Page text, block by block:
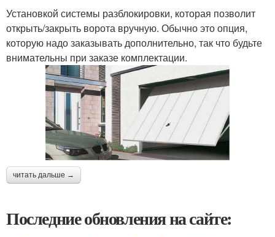
Установкой системы разблокировки, которая позволит
открыть/закрыть ворота вручную. Обычно это опция,
которую надо заказывать дополнительно, так что будьте
внимательны при заказе комплектации.
читать дальше →
Последние обновления на сайте: